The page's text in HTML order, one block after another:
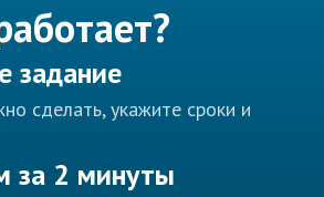
задание
сделать, укажите сроки и
за 2 минуты